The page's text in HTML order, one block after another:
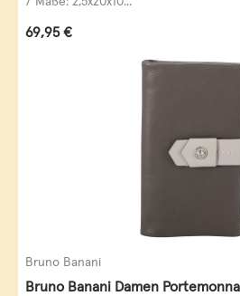
Regulärer Preis:
69,95 €
Bruno Banani
Bruno Banani Damen